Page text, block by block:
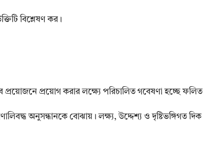
বিশ্লেষণ কর।
প্রয়োজনে প্রয়োগ করার লক্ষ্যে পরিচালিত গবেষণা হচ্ছে ফলিত
অনুসন্ধানকে বোঝায়। লক্ষ্য, উদ্দেশ্য ও দৃষ্টিভঙ্গিগত দিক